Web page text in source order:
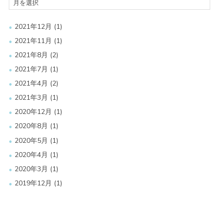
2021年12月 (1)
2021年11月 (1)
2021年8月 (2)
2021年7月 (1)
2021年4月 (2)
2021年3月 (1)
2020年12月 (1)
2020年8月 (1)
2020年5月 (1)
2020年4月 (1)
2020年3月 (1)
2019年12月 (1)